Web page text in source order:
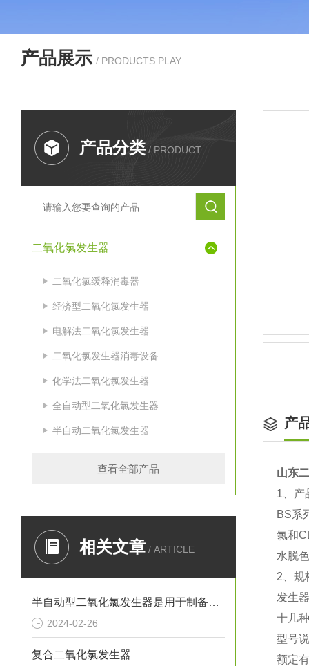
产品展示 / PRODUCTS PLAY
产品分类 / PRODUCT
二氧化氯发生器
二氧化氯缓释消毒器
经济型二氧化氯发生器
电解法二氧化氯发生器
二氧化氯发生器消毒设备
化学法二氧化氯发生器
全自动型二氧化氯发生器
半自动二氧化氯发生器
查看全部产品
相关文章 / ARTICLE
半自动型二氧化氯发生器是用于制备二氧化氯溶液的设备
2024-02-26
复合二氧化氯发生器
产
山东
1、产
BS系
氯和
水脱
2、规
发生
十几
型号
额定